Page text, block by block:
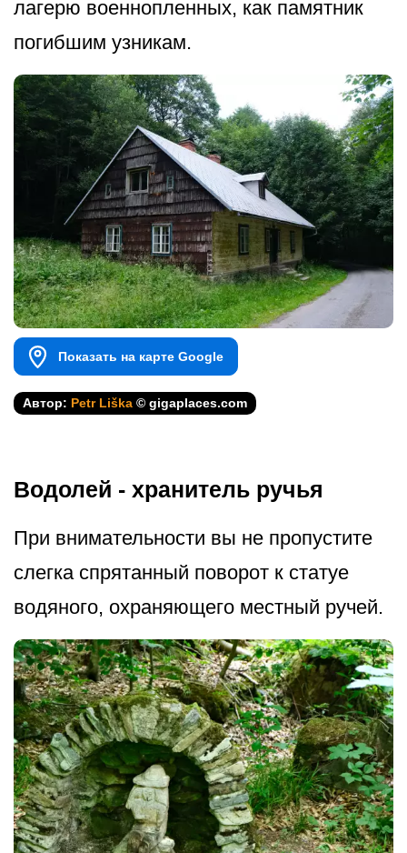
лагерю военнопленных, как памятник
погибшим узникам.
Показать на карте Google
Автор: Petr Liška © gigaplaces.com
Водолей - хранитель ручья
При внимательности вы не пропустите
слегка спрятанный поворот к статуе
водяного, охраняющего местный ручей.